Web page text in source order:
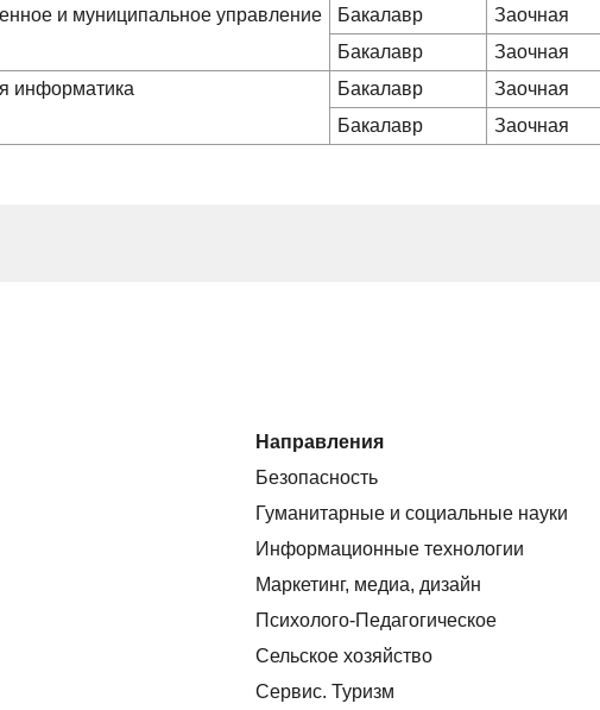
и муниципальное управление
Бакалавр
Заочная
Бакалавр
Заочная
информатика
Бакалавр
Заочная
Бакалавр
Заочная
Направления
Безопасность
Гуманитарные и социальные науки
Информационные технологии
Маркетинг, медиа, дизайн
Психолого-Педагогическое
Сельское хозяйство
Сервис. Туризм